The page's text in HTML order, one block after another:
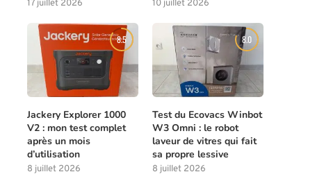
17 juillet 2026 10 juillet 2026
8.5
Jackery Explorer 1000
V2 : mon test complet
après un mois
d’utilisation
8 juillet 2026
8.0
Test du Ecovacs Winbot
W3 Omni : le robot
laveur de vitres qui fait
sa propre lessive
8 juillet 2026